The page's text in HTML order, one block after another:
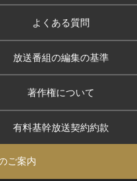
よくある質問
放送番組の編集の基準
著作権について
有料基幹放送契約約款
ご案内